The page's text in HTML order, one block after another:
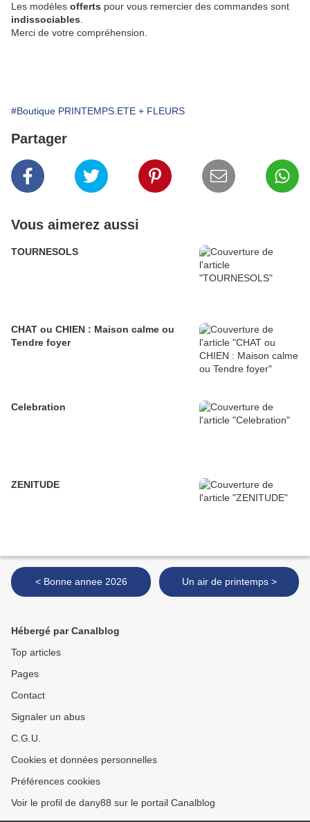
Les modèles offerts pour vous remercier des commandes sont
indissociables
Merci de votre compréhension.
#Boutique PRINTEMPS.ETE + FLEURS
Partager
Vous aimerez aussi
TOURNESOLS
CHAT ou CHIEN : Maison calme ou
Tendre foyer
Celebration
ZENITUDE
< Bonne annee 2026 Un air de printemps >
Hébergé par Canalblog
Top articles
Pages
Contact
Signaler un abus
C.G.U.
Cookies et données personnelles
Préférences cookies
Voir le profil de dany88 sur le portail Canalblog